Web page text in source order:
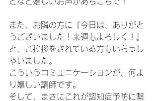
また、お隣の方に『今日は、ありがと
うございました！来週もよろしく！』
と、ご挨拶をされている方もいらっし
ゃいました。
こういうコミュニケーションが、何よ
り嬉しい講師です。
そして、まさにこれが認知症予防に繋